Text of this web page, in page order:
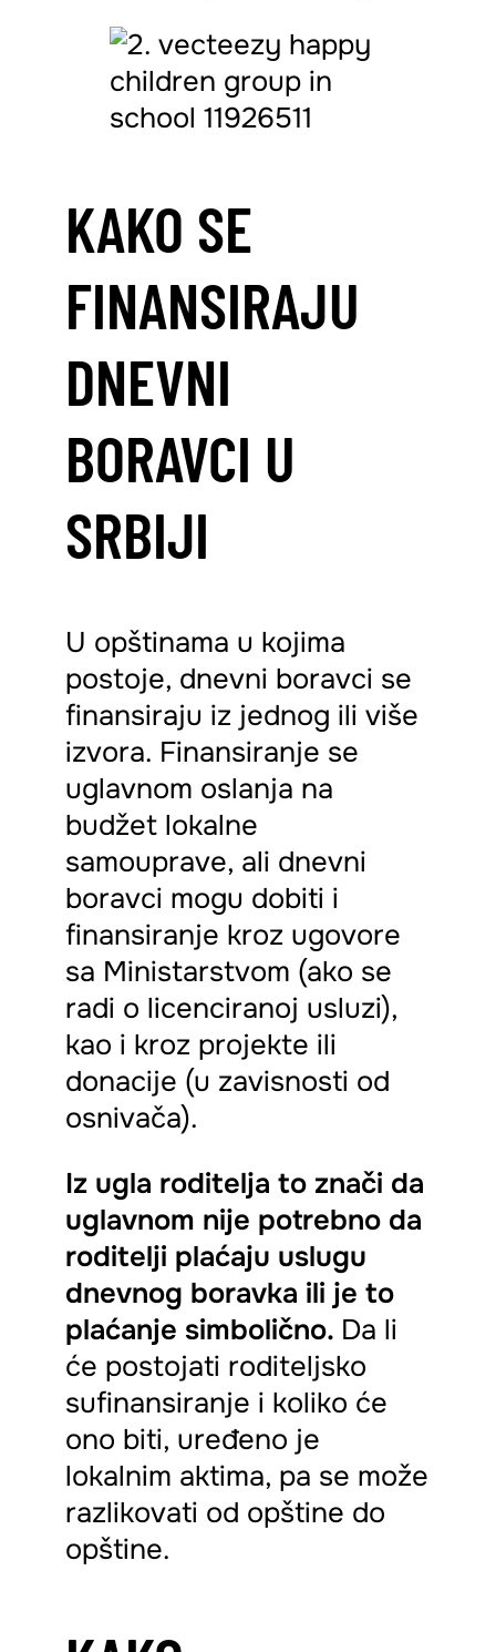
KAKO SE
FINANSIRAJU
DNEVNI
BORAVCI U
SRBIJI
U opštinama u kojima
postoje, dnevni boravci se
finansiraju iz jednog ili više
izvora. Finansiranje se
uglavnom oslanja na
budžet lokalne
samouprave, ali dnevni
boravci mogu dobiti i
finansiranje kroz ugovore
sa Ministarstvom (ako se
radi o licenciranoj usluzi),
kao i kroz projekte ili
donacije (u zavisnosti od
osnivača).
Iz ugla roditelja to znači da
uglavnom nije potrebno da
roditelji plaćaju uslugu
dnevnog boravka ili je to
plaćanje simbolično. Da li
će postojati roditeljsko
sufinansiranje i koliko će
ono biti, uređeno je
lokalnim aktima, pa se može
razlikovati od opštine do
opštine.